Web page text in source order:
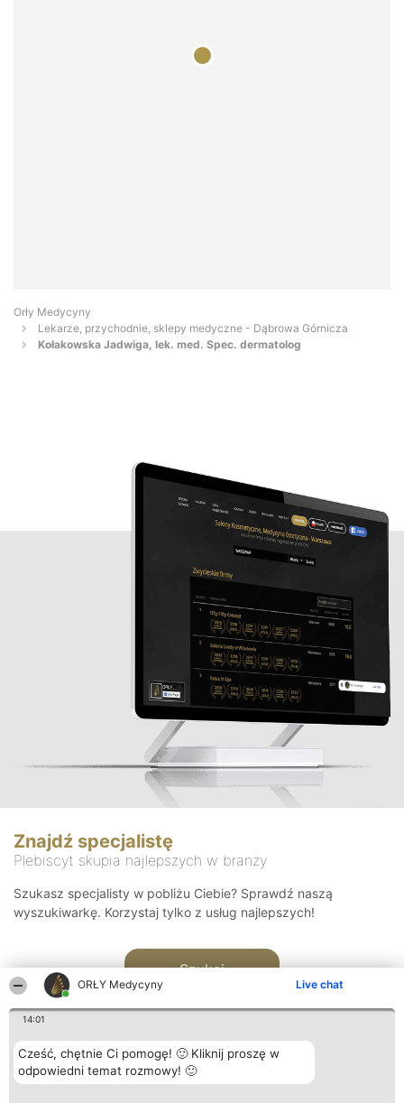
ORŁY Medycyny Live chat
14:01
Cześć, chętnie Ci pomogę! 🙂 Kliknij proszę w
odpowiedni temat rozmowy! 🙂
Orły Medycyny
Lekarze, przychodnie, sklepy medyczne - Dąbrowa Górnicza
Kołakowska Jadwiga, lek. med. Spec. dermatolog
Znajdź specjalistę
Plebiscyt skupia najlepszych w branży
Szukasz specjalisty w pobliżu Ciebie? Sprawdź naszą
wyszukiwarkę. Korzystaj tylko z usług najlepszych!
Szukaj